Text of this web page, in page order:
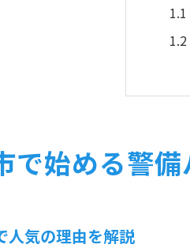
未
で始める警
人気の理由を解説